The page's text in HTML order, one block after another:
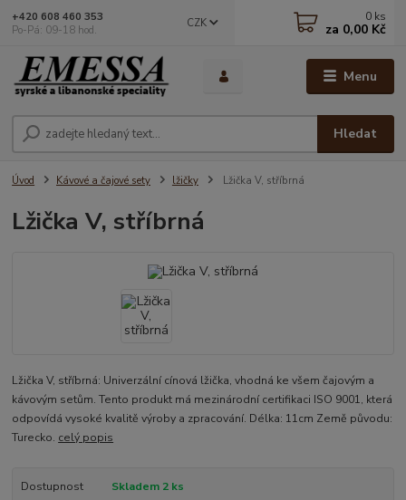
Menu
CZK
Hledat
+420 608 460 353
Po-Pá: 09-18 hod.
0 ks
za 0,00 Kč
Úvod Kávové a čajové sety lžičky Lžička V, stříbrná
Lžička V, stříbrná
Lžička V, stříbrná: Univerzální cínová lžička, vhodná ke všem čajovým a
kávovým setům. Tento produkt má mezinárodní certifikaci ISO 9001, která
odpovídá vysoké kvalitě výroby a zpracování. Délka: 11cm Země původu:
Turecko. celý popis
Dostupnost Skladem 2 ks